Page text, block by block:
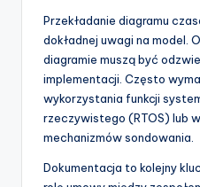
Przekładanie diagramu
dokładnej uwagi na model.
diagramie muszą być
implementacji. Często
wykorzystania funkcji
rzeczywistego (RTOS) lub
mechanizmów sondowania.
Dokumentacja to kolejny